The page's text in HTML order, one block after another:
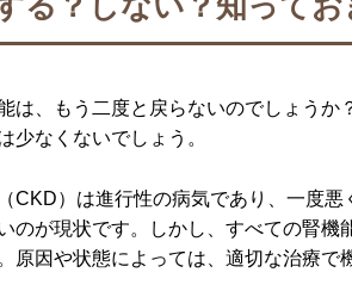
は、もう二度と戻らないのでしょうか
少なくないでしょう。
CKD）は進行性の病気であり、一度
のが現状です。しかし、すべての腎機
原因や状態によっては、適切な治療で